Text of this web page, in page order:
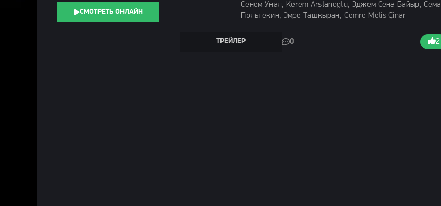
Сенем Унал, Kerem Arslanoglu, Эджем Сена Байыр, Сема
Гюльтекин, Эмре Ташкыран, Cemre Melis Çinar
ТРЕЙЛЕР 0 2
СМОТРЕТЬ ОНЛАЙН